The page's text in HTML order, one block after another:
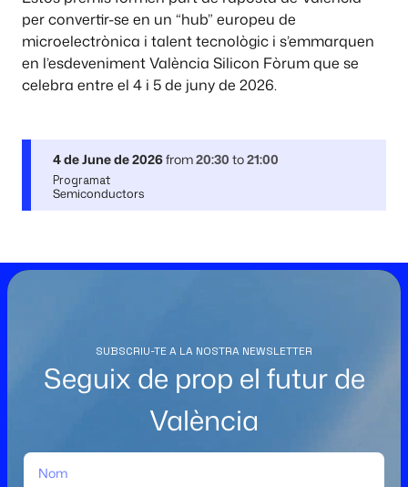
per convertir-se en un “hub” europeu de
microelectrònica i talent tecnològic i s’emmarquen
en l’esdeveniment València Silicon Fòrum que se
celebra entre el 4 i 5 de juny de 2026.
4 de June de 2026from20:30 to21:00
Programat
Semiconductors
SUBSCRIU-TE A LA NOSTRA NEWSLETTER
Seguix de prop el futur de
València